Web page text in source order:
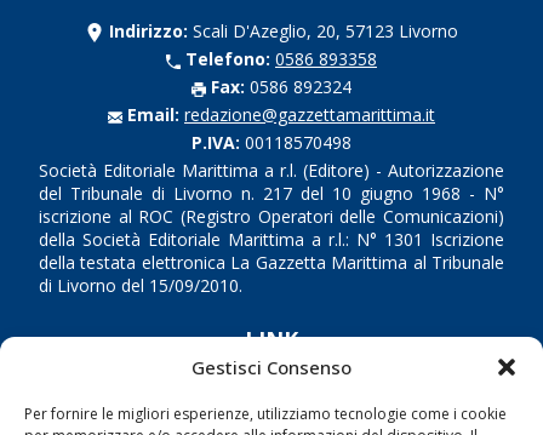
Gestisci Consenso
Per fornire le migliori esperienze, utilizziamo tecnologie come i cookie
Indirizzo: Scali D'Azeglio, 20, 57123 Livorno
Telefono: 0586 893358
Fax: 0586 892324
Email: redazione@gazzettamarittima.it
P.IVA: 00118570498
Società Editoriale Marittima a r.l. (Editore) - Autorizzazione
del Tribunale di Livorno n. 217 del 10 giugno 1968 - N°
iscrizione al ROC (Registro Operatori delle Comunicazioni)
della Società Editoriale Marittima a r.l.: N° 1301 Iscrizione
della testata elettronica La Gazzetta Marittima al Tribunale
di Livorno del 15/09/2010.
LINK